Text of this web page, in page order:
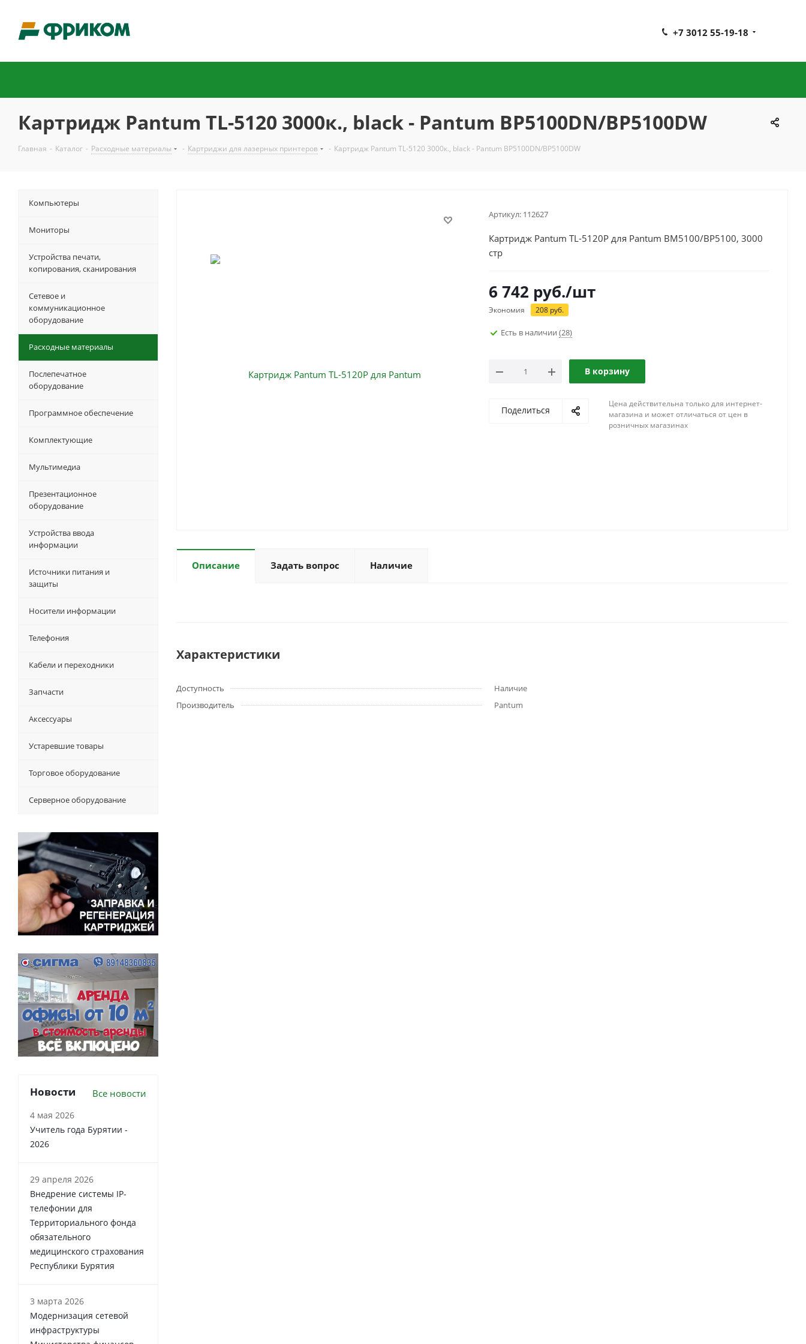
+7 3012 55-19-18
Картридж Pantum TL-5120 3000к., black - Pantum BP5100DN/BP5100DW
Главная - Каталог - Расходные материалы - Картриджи для лазерных принтеров - Картридж Pantum TL-5120 3000к., black - Pantum BP5100DN/BP5100DW
Артикул: 112627
Картридж Pantum TL-5120P для Pantum BM5100/BP5100, 3000
стр
6 742 руб./шт
Экономия 208 руб.
Есть в наличии (28)
В корзину
Поделиться
Цена действительна только для интернет-
магазина и может отличаться от цен в
розничных магазинах
Описание Задать вопрос Наличие
Характеристики
Доступность
Наличие
Производитель
Pantum
Компьютеры
Мониторы
Устройства печати,
копирования, сканирования
Сетевое и
коммуникационное
оборудование
Расходные материалы
Послепечатное
оборудование
Программное обеспечение
Комплектующие
Мультимедиа
Презентационное
оборудование
Устройства ввода
информации
Источники питания и
защиты
Носители информации
Телефония
Кабели и переходники
Запчасти
Аксессуары
Устаревшие товары
Торговое оборудование
Серверное оборудование
Новости Все новости
4 мая 2026
Учитель года Бурятии -
2026
29 апреля 2026
Внедрение системы IP-
телефонии для
Территориального фонда
обязательного
медицинского страхования
Республики Бурятия
3 марта 2026
Модернизация сетевой
инфраструктуры